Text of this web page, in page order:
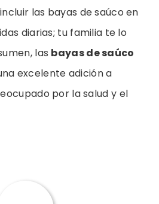
las bayas de saúco en
diarias; tu familia te lo
las bayas de saúco
excelente adición a
por la salud y el